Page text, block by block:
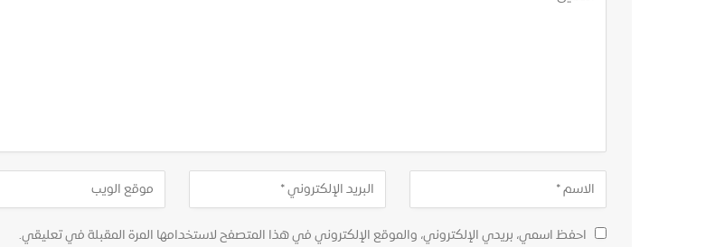
احفظ اسمي، بريدي الإلكتروني، والموقع الإلكتروني في هذا المتصفح لاستخدامها المرة المقبلة في تعليقي.